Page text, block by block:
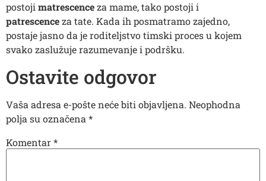
postojimatrescenceza mame, tako postoji i
patrescenceza tate. Kada ih posmatramo zajedno,
postaje jasno da je roditeljstvo timski proces u kojem
svako zaslužuje razumevanje i podršku.
Ostavite odgovor
Vaša adresa e-pošte neće biti objavljena. Neophodna
polja su označena *
Komentar*